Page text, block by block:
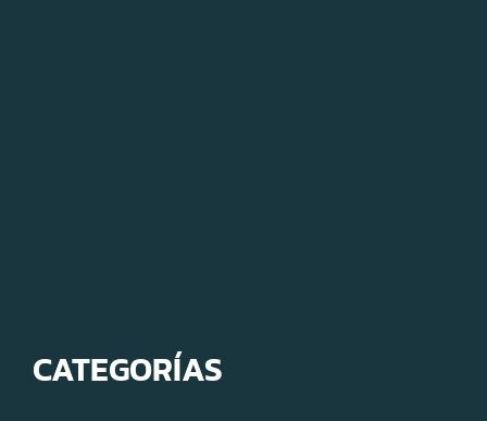
CATEGORÍAS